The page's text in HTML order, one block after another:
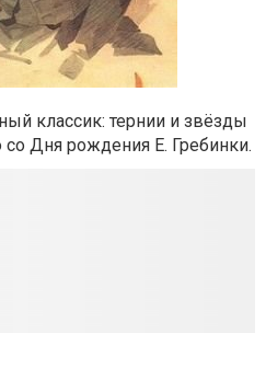
классик: тернии и звёзды
Дня рождения Е. Гребинки.